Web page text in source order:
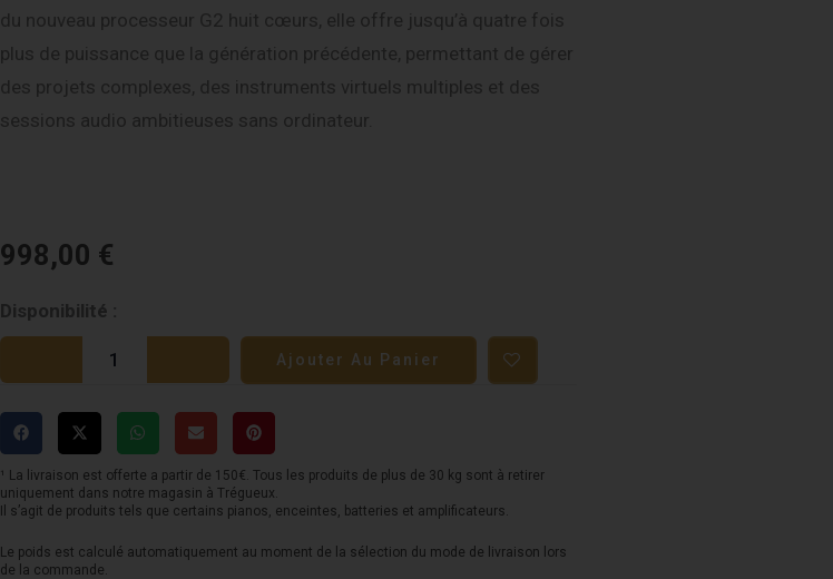
du nouveau processeur G2 huit cœurs, elle offre jusqu’à quatre fois
plus de puissance que la génération précédente, permettant de gérer
des projets complexes, des instruments virtuels multiples et des
sessions audio ambitieuses sans ordinateur.
998,00 €
Disponibilité :
quantité
de
MPC
Key
37
G2
Ajouter Au Panier
¹ La livraison est offerte a partir de 150€. Tous les produits de plus de 30 kg sont à retirer
uniquement dans notre magasin à Trégueux.
Il s’agit de produits tels que certains pianos, enceintes, batteries et amplificateurs.
Le poids est calculé automatiquement au moment de la sélection du mode de livraison lors
de la commande.